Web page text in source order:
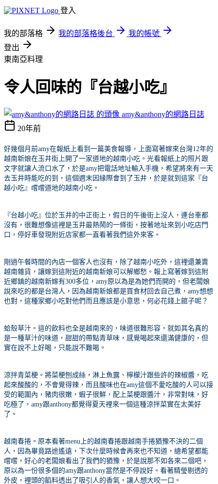
登入
我的部落格 我的部落格後台
我的帳號
登出
東南亞料理
令人回味的『台越小吃』
amy&anthony的網路日誌
20年前
好幾個月前amy在報紙上看到一篇美食報導，上面寫著嫁來台灣12年的
越南新娘在玉井街上開了一家道地的越南小吃。光看報紙上的照片跟
文字就讓人流口水了，於是amy把電話地址輸入手機，希望將來有一天
去玉井時能吃的到，這個週末因緣際會到了玉井，於是就到這家『台
越小吃』嚐嚐道地的越南小吃。
『台越小吃』位於玉井的中正街上，假日的午後街上沒人，連台車都
沒有，很難想像這裡是玉井最熱鬧的一條街，按著地址來到小吃店門
口，停好車發現附近店家都一直看著我們這外來客。
剛過午餐時間的內店一個客人也沒有，除了越南小吃外，這裡還兼賣
越南雜貨，讓嫁到這附近的越南新娘可以解鄉愁。報上寫著嫁到這附
近鄉鎮的越南新嫁有300多位， amy原以為是為她們而開的，但老闆娘
說來吃的都是台灣人，因為越南新娘都是買食材回去自己煮， amy想想
也對，這種家鄉小吃對他們而且應該是小意思，何必花錢上館子呢？
蛤殼草汁。這的飲料也全是越南來的，味道很難形容，就如其名真的
是一種草汁的味道，甜甜的帶點青草味，感覺喝起來還滿健康的，但
實在說不上好喝，只能說不難喝。
涼拌青菜梗。將菜梗刨成絲，淋上魚露、檸檬汁跟些許的辣椒醬，吃
起來酸酸的，不會覺得辣，而且酸味也在amy這個不愛吃酸的人可以接
受的範圍內，豬肉很嫩，蝦子很鮮，配上菜梗跟醬汁，非常對味，好
吃極了， amy跟anthony都覺得夏天裡來一個這種涼拌菜實在太美好
了。
越南春捲。原本看著menu 上的越南春捲跟越南手捲猶豫不決的二個
人，因為畢竟路途遙遠，下次什麼時候會再來也不知道，總希望都能
嚐嚐，好心的老闆娘看出了我們的猶豫，於是說那不如各來二個吧，
原以為一份很多個的amy跟anthony當然是不停說好。看著精瑩剔透的
外皮，裡頭的餡料透出了吸引人的香氣，讓人想大咬一口。